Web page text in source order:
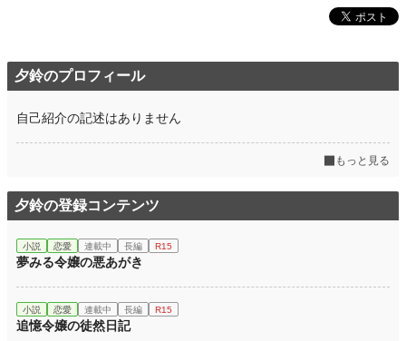
夕鈴のプロフィール
自己紹介の記述はありません
もっと見る
夕鈴の登録コンテンツ
小説 恋愛 連載中 長編 R15
夢みる令嬢の悪あがき
小説 恋愛 連載中 長編 R15
追憶令嬢の徒然日記